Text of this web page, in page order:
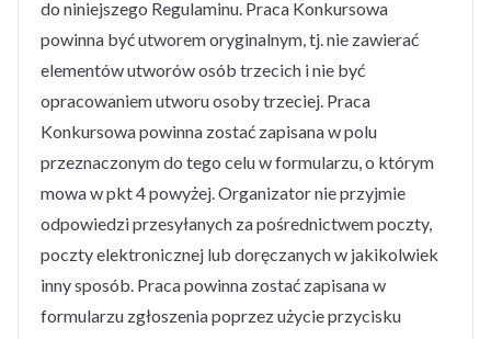
do niniejszego Regulaminu. Praca Konkursowa
powinna być utworem oryginalnym, tj. nie zawierać
elementów utworów osób trzecich i nie być
opracowaniem utworu osoby trzeciej. Praca
Konkursowa powinna zostać zapisana w polu
przeznaczonym do tego celu w formularzu, o którym
mowa w pkt 4 powyżej. Organizator nie przyjmie
odpowiedzi przesyłanych za pośrednictwem poczty,
poczty elektronicznej lub doręczanych w jakikolwiek
inny sposób. Praca powinna zostać zapisana w
formularzu zgłoszenia poprzez użycie przycisku